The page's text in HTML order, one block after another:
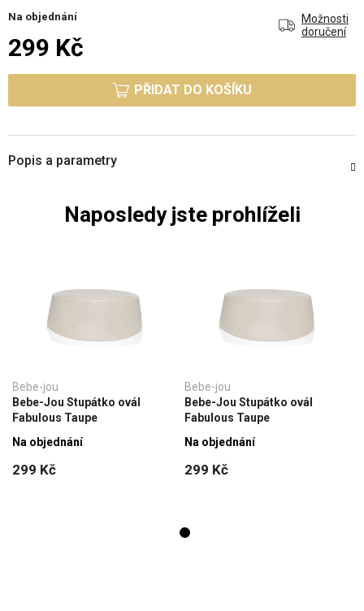
Na objednání
Možnosti
doručení
299 Kč
PŘIDAT DO KOŠÍKU
Popis a parametry
Naposledy jste prohlíželi
Bebe-jou
Bebe-Jou Stupátko ovál
Fabulous Taupe
299 Kč
Na objednání
Bebe-jou
Bebe-Jou Stupátko ovál
Fabulous Taupe
299 Kč
Na objednání